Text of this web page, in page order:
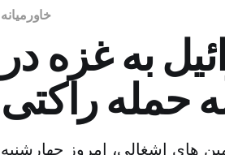
خاورمیانه
به غزه در
حمله راکتی
های اشغالی، امروز چهارشنبه